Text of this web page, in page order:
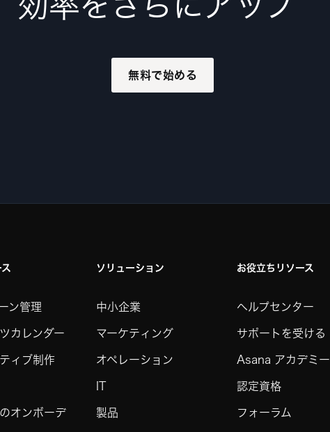
無料で始める
ン管理
カレンダー
ィブ制作
オンボーデ
ソリューション
中小企業
マーケティング
オペレーション
IT
製品
お役立ちリソース
ヘルプセンター
サポートを受ける
Asana アカデミー
認定資格
フォーラム